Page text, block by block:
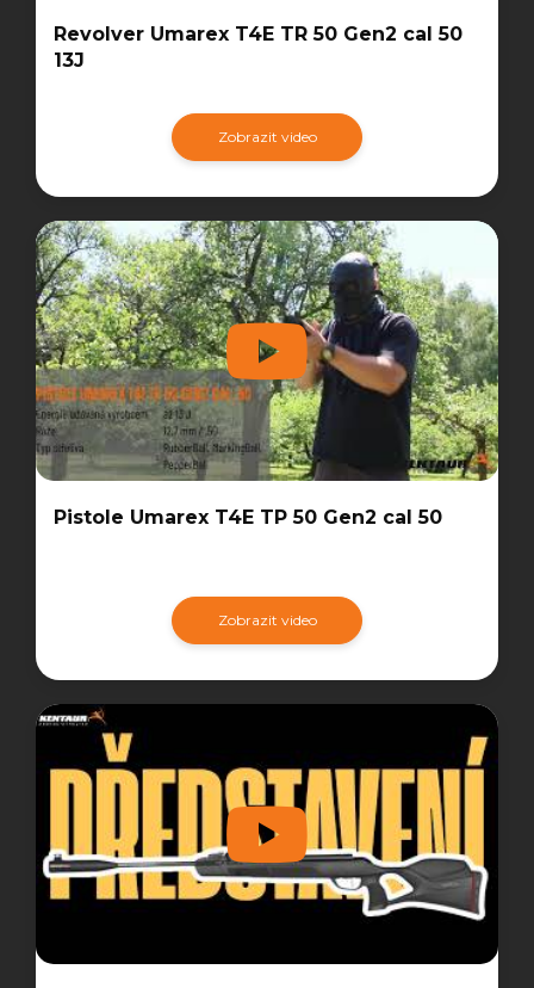
Revolver Umarex T4E TR 50 Gen2 cal 50
13J
Zobrazit video
Pistole Umarex T4E TP 50 Gen2 cal 50
Zobrazit video